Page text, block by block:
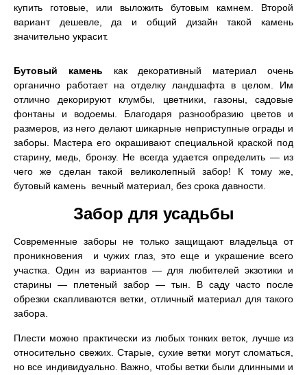
купить готовые, или выложить бутовым камнем. Второй
вариант дешевле, да и общий дизайн такой камень
значительно украсит.
Бутовый камень как декоративный материал очень
органично работает на отделку ландшафта в целом. Им
отлично декорируют клумбы, цветники, газоны, садовые
фонтаны и водоемы. Благодаря разнообразию цветов и
размеров, из него делают шикарные неприступные ограды и
заборы. Мастера его окрашивают специальной краской под
старину, медь, бронзу. Не всегда удается определить — из
чего же сделан такой великолепный забор! К тому же,
бутовый камень вечный материал, без срока давности.
Забор для усадьбы
Современные заборы не только защищают владельца от
проникновения и чужих глаз, это еще и украшение всего
участка. Один из вариантов — для любителей экзотики и
старины — плетеный забор — тын. В саду часто после
обрезки скапливаются ветки, отличный материал для такого
забора.
Плести можно практически из любых тонких веток, лучше из
относительно свежих. Старые, сухие ветки могут сломаться,
но все индивидуально. Важно, чтобы ветки были длинными и